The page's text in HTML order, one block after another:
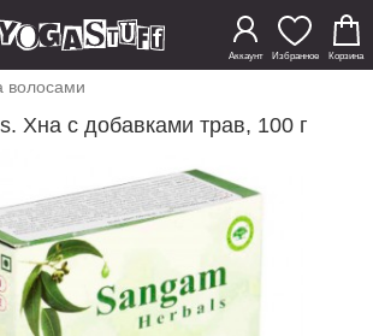
Аккаунт Избранное Корзина
волосами
Хна с добавками трав, 100 г